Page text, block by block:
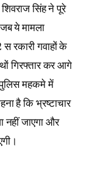
सिंह ने पूरे
ये मामला
रकारी गवाहों के
गिरफ्तार कर आगे
पुलिस महकमे में
है कि भ्रष्टाचार
नहीं जाएगा और